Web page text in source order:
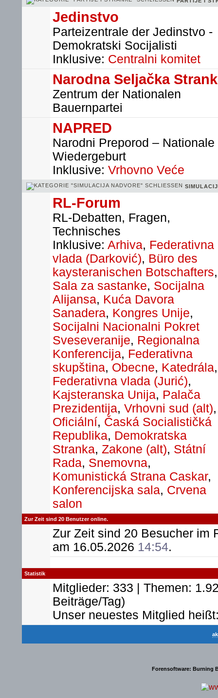
Jedinstvo
Parteizentrale der Jedinstvo -
Demokratski Socijalisti
Inklusive: Centralni komitet
Narodna Seljačka
Zentrum der Nationalen
Bauernpartei
NAPRED
Narodni Preporod – Nationale
Wiedergeburt
Inklusive: Vrhovno Veće
RL-Forum
RL-Debatten, Fragen,
Technisches
Inklusive: Arhiva, Federativna
vlada (Darković), Büro des
kaysteranischen Botschafters,
Sala za sastanke, Socijalna
Alijansa, Kuća Davora
Sanadera, Kongres Unije,
Socijalni Nacionalni Pokret
Sveseveranije, Regionalna
Konferencija, Federativna
skupština, Obecne, Katedrála,
Federativna vlada (Jurić),
Kajsteranska Unija, Palača
Prezidentija, Vrhovni sud (alt),
Oficiální, Časká Socialističká
Republika, Demokratska
Stranka, Zakone (alt), Státní
Rada, Snemovna,
Komunistická Strana Caskar,
Konferencijska sala, Crvena
salon
Zur Zeit sind 20 Benutzer online.
Zur Zeit sind 20 Besucher im
am 16.05.2026 14:54.
Statistik
Mitglieder: 333 | Themen:
Beiträge/Tag)
Unser neuestes Mitglied
Forensoftware: Burning